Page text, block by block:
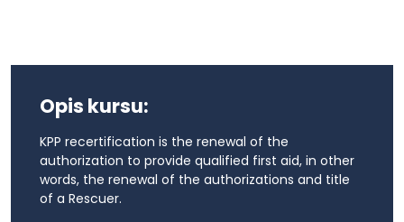
Opis kursu:
KPP recertification is the renewal of the
authorization to provide qualified first aid, in other
words, the renewal of the authorizations and title
of a Rescuer.